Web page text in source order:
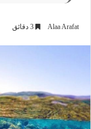
Alaa Arafat